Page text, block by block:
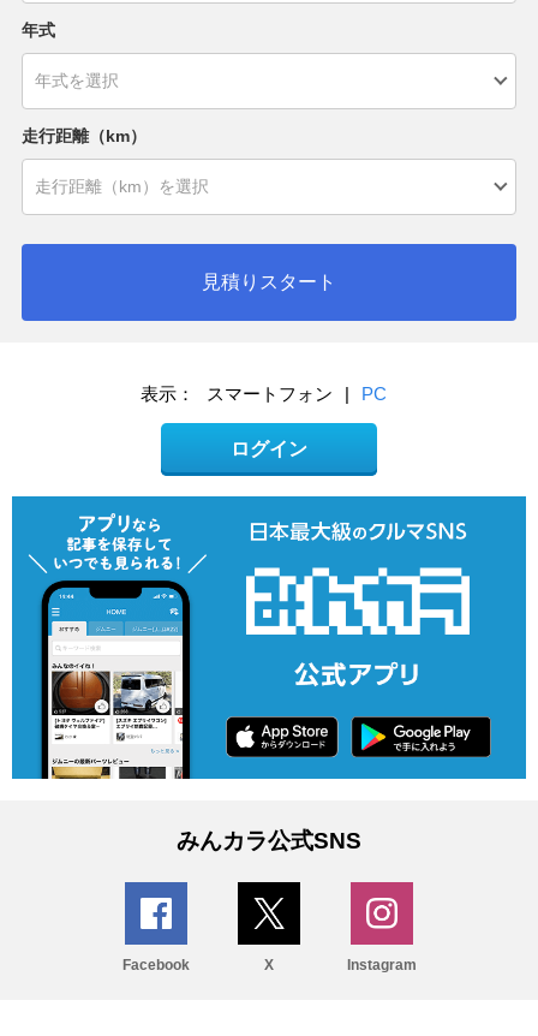
年式
走行距離（km）
見積りスタート
表示： スマートフォン | PC
ログイン
みんカラ公式SNS
Facebook X Instagram